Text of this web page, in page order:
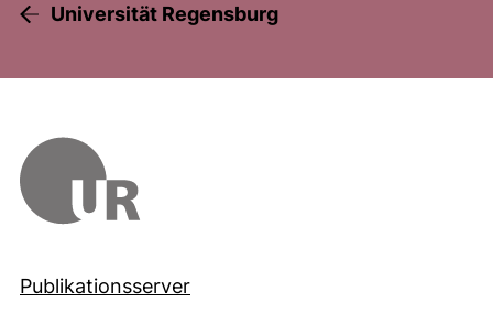
Universität Regensburg
Publikationsserver